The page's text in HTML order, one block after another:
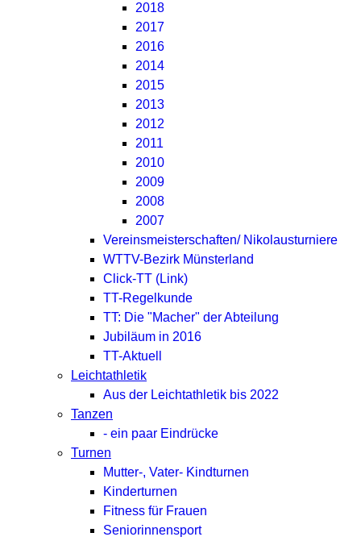
2018
2017
2016
2014
2015
2013
2012
2011
2010
2009
2008
2007
Vereinsmeisterschaften/ Nikolausturniere
WTTV-Bezirk Münsterland
Click-TT (Link)
TT-Regelkunde
TT: Die "Macher" der Abteilung
Jubiläum in 2016
TT-Aktuell
Leichtathletik
Aus der Leichtathletik bis 2022
Tanzen
- ein paar Eindrücke
Turnen
Mutter-, Vater- Kindturnen
Kinderturnen
Fitness für Frauen
Seniorinnensport